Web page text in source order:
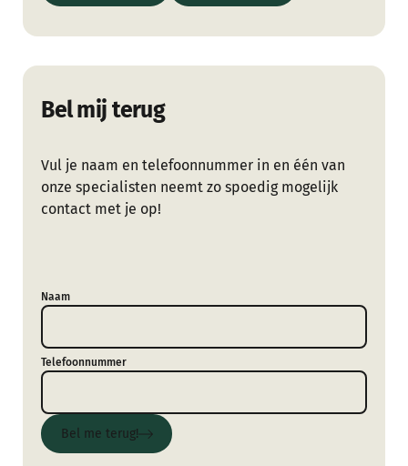
Bel mij terug
Vul je naam en telefoonnummer in en één van
onze specialisten neemt zo spoedig mogelijk
contact met je op!
Naam
Telefoonnummer
Bel me terug!
Bel me terug!